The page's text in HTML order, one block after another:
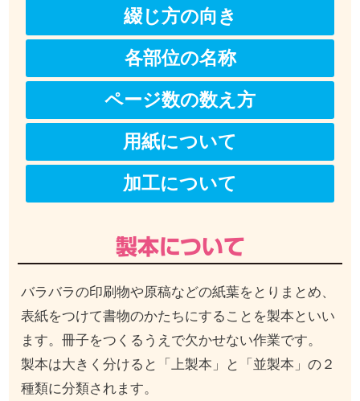
綴じ方の向き
各部位の名称
ページ数の数え方
用紙について
加工について
製本について
バラバラの印刷物や原稿などの紙葉をとりまとめ、
表紙をつけて書物のかたちにすることを製本といい
ます。冊子をつくるうえで欠かせない作業です。
製本は大きく分けると「上製本」と「並製本」の２
種類に分類されます。